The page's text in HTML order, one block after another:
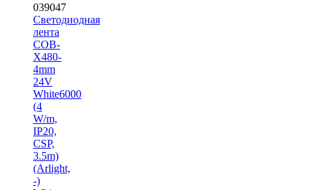
039047
Светодиодная
лента
COB-
X480-
4mm
24V
White6000
(4
W/m,
IP20,
CSP,
3.5m)
(Arlight,
-)